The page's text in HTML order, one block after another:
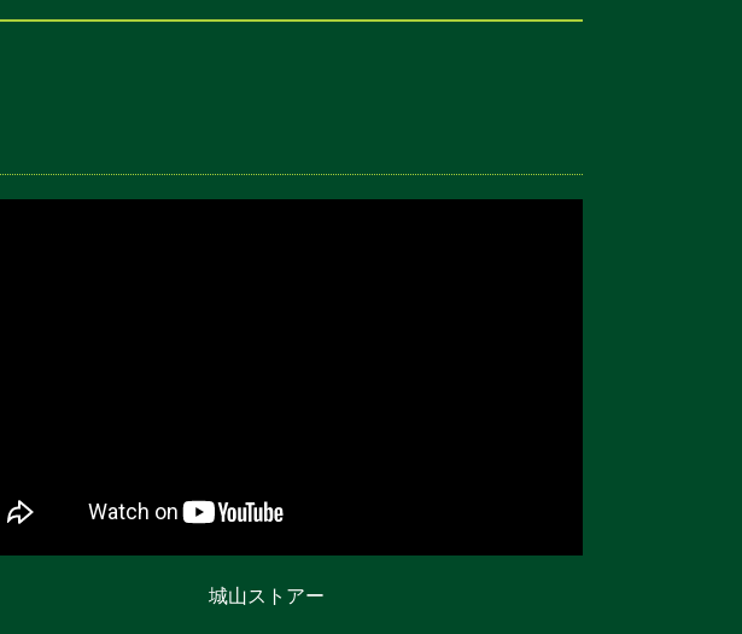
城山ストアー